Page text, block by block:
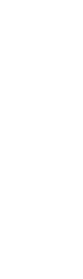
Celular Kyocera
Clase I División